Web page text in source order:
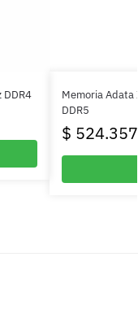
DDR4
Memoria Adata
DDR5
$ 524.357